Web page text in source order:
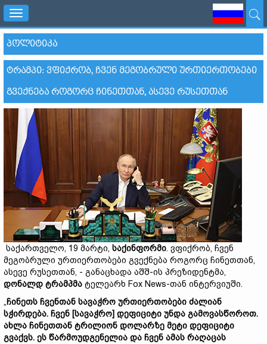
Toggle
navigation
ᲞᲝᲚᲘᲢᲘᲙᲐ
ᲢᲠᲐᲛᲞᲘ: ᲕᲤᲘᲥᲠᲝᲑ, ᲩᲕᲔᲜ ᲛᲔᲒᲝᲑᲠᲣᲚᲘ ᲣᲠᲗᲘᲔᲠᲗᲝᲑᲔᲑᲘ
ᲒᲕᲔᲥᲜᲔᲑᲐ ᲠᲝᲒᲝᲠᲪ ᲩᲘᲜᲔᲗᲗᲐᲜ, ᲐᲡᲔᲕᲔ ᲠᲣᲡᲔᲗᲗᲐᲜ
საქართველო, 19 მარტი, საქინფორმი. ვფიქრობ, ჩვენ
მეგობრული ურთიერთობები გვექნება როგორც ჩინეთთან,
ასევე რუსეთთან, - განაცხადა აშშ-ის პრეზიდენტმა,
დონალდ ტრამპმა ტელეარხ Fox News-თან ინტერვიუში.
„ჩინეთს ჩვენთან სავაჭრო ურთიერთობები ძალიან
სჭირდება. ჩვენ [სავაჭრო] დეფიციტი უნდა გამოვასწოროთ.
ახლა ჩინეთთან ტრილიონ დოლარზე მეტი დეფიციტი
გვაქვს. ეს წარმოუდგენელია და ჩვენ ამას რაღაცას